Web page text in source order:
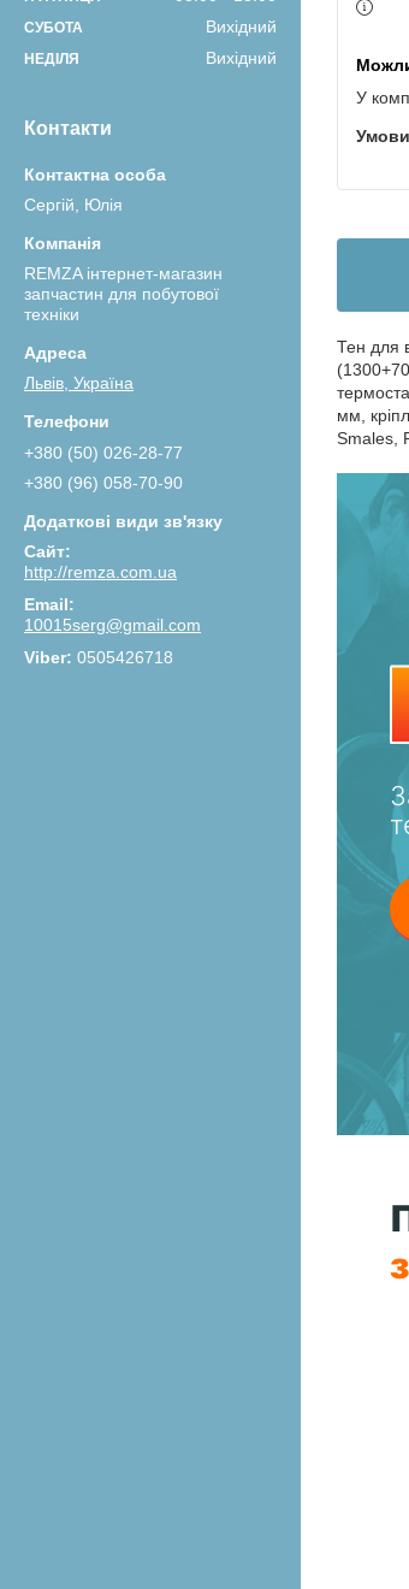
СУБОТА Вихідний
НЕДІЛЯ Вихідний
Контакти
Сергій, Юлія
REMZA інтернет-магазин
запчастин для побутової
техніки
Львів, Україна
+380 (50) 026-28-77
+380 (96) 058-70-90
http://remza.com.ua
10015serg@gmail.com
0505426718
У
Тен для
мм,
Smales,